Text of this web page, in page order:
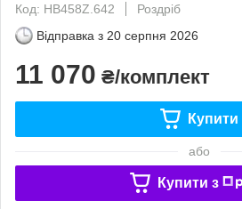
Код: HB458Z.642
Роздріб
Відправка з 20 серпня 2026
11 070 ₴/комплект
Купити
або
Купити з